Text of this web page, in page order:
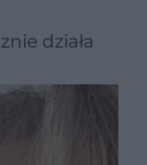
działa